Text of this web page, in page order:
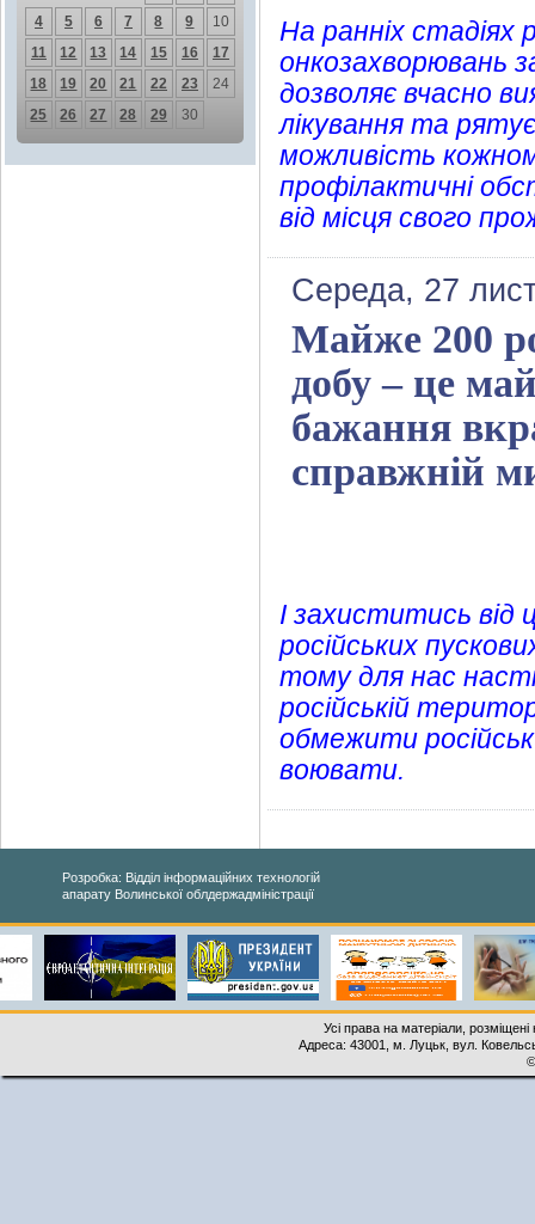
4
5 6 7 8 9
10
11
12 13 14 15 16
17
18
19 20 21 22 23
24
25
26 27 28 29 30
На ранніх стадіях
онкозахворювань
дозволяє вчасно
лікування та
можливість
профілактичні
від місця свого
Середа, 27
Майже 200
добу – це
бажання
справжній
І захиститись від
російських
тому для нас
російській
обмежити
воювати.
Розробка: Відділ інформаційних технологій
апарату Волинської облдержадміністрації
Усі права на матеріали,
Адреса: 43001, м. Луцьк, вул.